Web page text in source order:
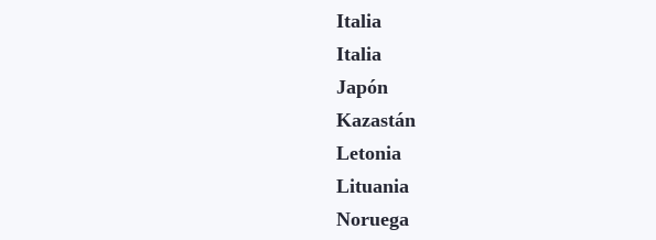
Italia
Italia
Japón
Kazastán
Letonia
Lituania
Noruega